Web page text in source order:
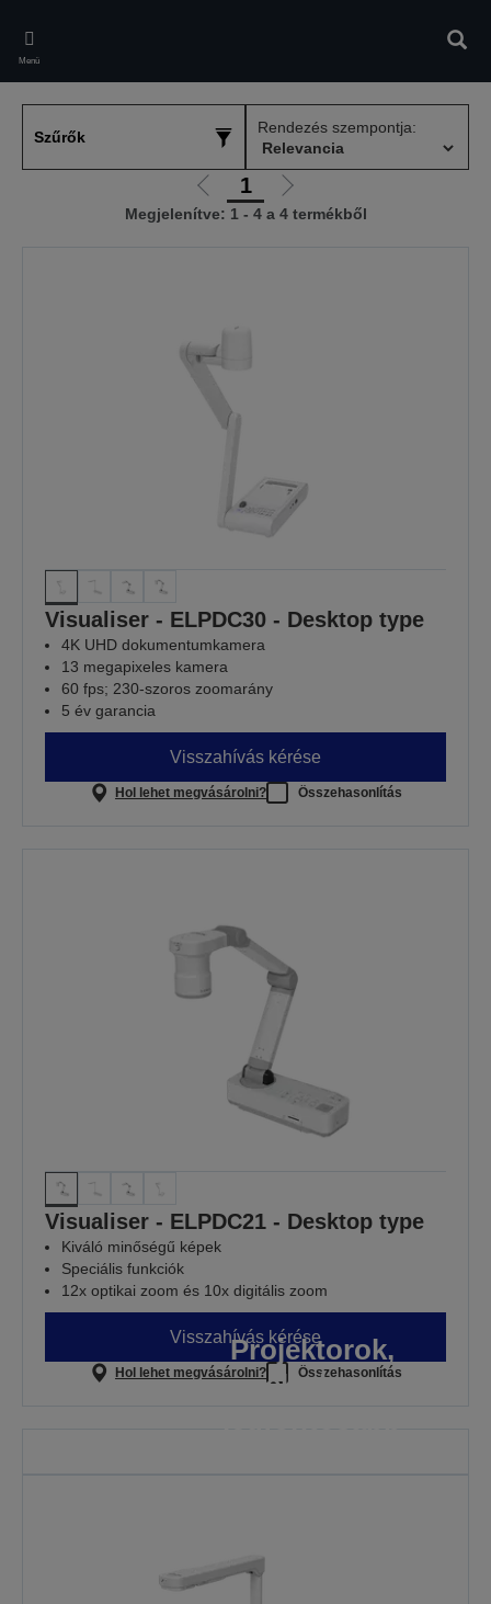
main
content
Menü
Szűrők
Rendezés szempontja:
Előző
oldalra
1
Következő
oldalra
Megjelenítve: 1 - 4 a 4 termékből
Visualiser - ELPDC30 - Desktop type
4K UHD dokumentumkamera
13 megapixeles kamera
60 fps; 230-szoros zoomarány
5 év garancia
Visszahívás kérése
Hol lehet megvásárolni? Összehasonlítás
Visualiser - ELPDC21 - Desktop type
Kiváló minőségű képek
Speciális funkciók
12x optikai zoom és 10x digitális zoom
Visszahívás kérése
Hol lehet megvásárolni? Összehasonlítás
Projektorok,
melyekre a
TOVÁBBI INFORMÁCIÓ